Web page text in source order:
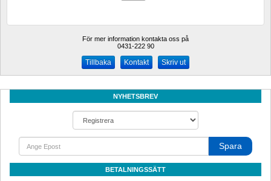
För mer information kontakta oss på
0431-222 90
Kontakt Skriv ut
NYHETSBREV
Spara
BETALNINGSSÄTT